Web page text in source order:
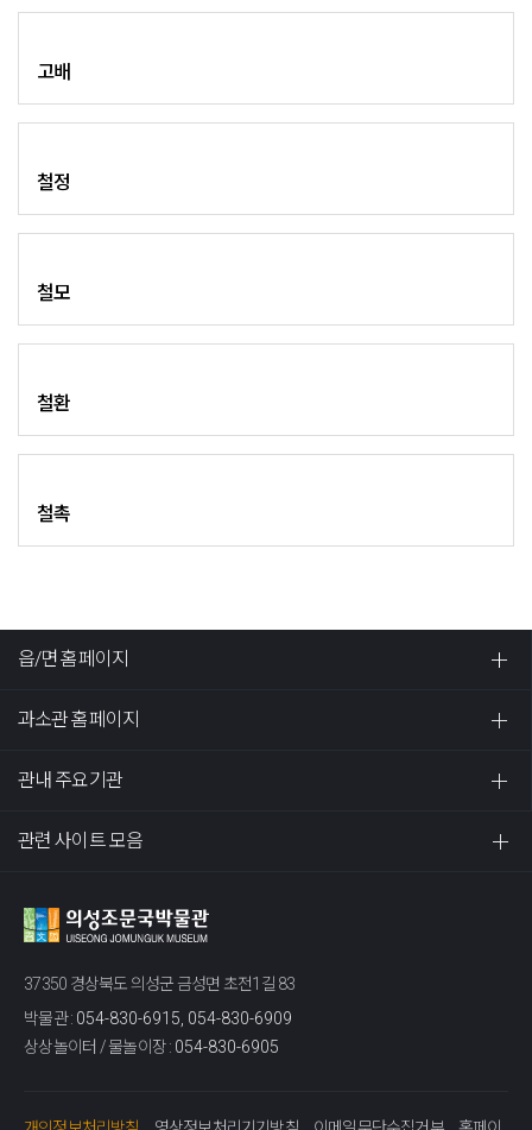
고배
철정
철모
철환
철촉
읍/면 홈페이지
과소관 홈페이지
관내 주요기관
관련 사이트 모음
37350 경상북도 의성군 금성면 초전1길 83
박물관 : 054-830-6915, 054-830-6909
상상놀이터 / 물놀이장 : 054-830-6905